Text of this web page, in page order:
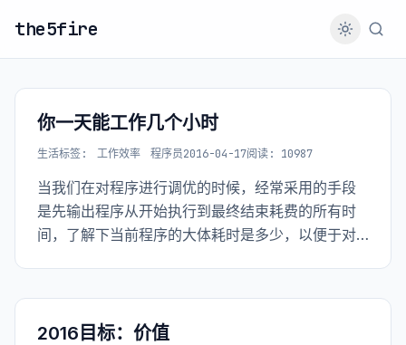
the5fire
你一天能工作几个小时
生活标签: 工作效率 程序员2016-04-17阅读: 10987
当我们在对程序进行调优的时候，经常采用的手段
是先输出程序从开始执行到最终结束耗费的所有时
间，了解下当前程序的大体耗时是多少，以便于对
器::
2016目标：价值